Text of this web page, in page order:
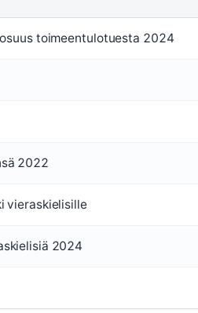
toimeentulotuesta 2024
2022
vieraskielisille
2024